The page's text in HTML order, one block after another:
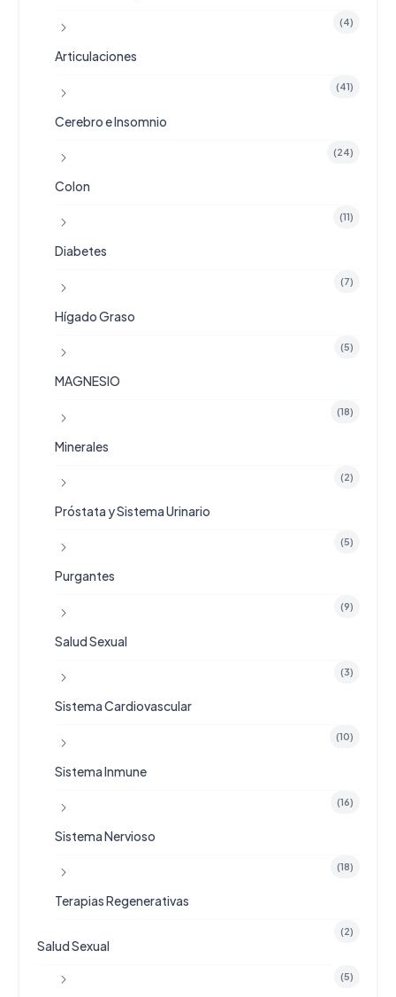
(4)
Articulaciones
(41)
Cerebro e Insomnio
(24)
Colon
(11)
Diabetes
(7)
Hígado Graso
(5)
MAGNESIO
(18)
Minerales
(2)
Próstata y Sistema Urinario
(5)
Purgantes
(9)
Salud Sexual
(3)
Sistema Cardiovascular
(10)
Sistema Inmune
(16)
Sistema Nervioso
(18)
Terapias Regenerativas
(2)
Salud Sexual
(5)